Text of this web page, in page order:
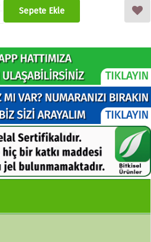
Sepete Ekle